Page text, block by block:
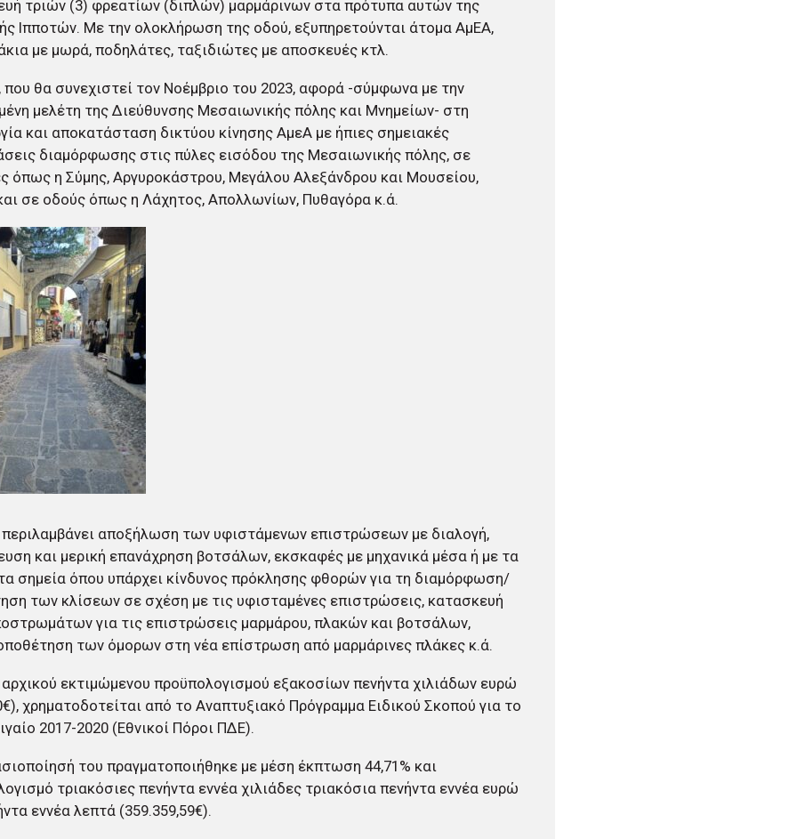
τριών (3) φρεατίων (διπλών) μαρμάρινων στα πρότυπα αυτών της
Ιπποτών. Με την ολοκλήρωση της οδού, εξυπηρετούνται άτομα ΑμΕΑ,
με μωρά, ποδηλάτες, ταξιδιώτες με αποσκευές κτλ.
που θα συνεχιστεί τον Νοέμβριο του 2023, αφορά -σύμφωνα με την
μελέτη της Διεύθυνσης Μεσαιωνικής πόλης και Μνημείων- στη
και αποκατάσταση δικτύου κίνησης ΑμεΑ με ήπιες σημειακές
διαμόρφωσης στις πύλες εισόδου της Μεσαιωνικής πόλης, σε
όπως η Σύμης, Αργυροκάστρου, Μεγάλου Αλεξάνδρου και Μουσείου,
σε οδούς όπως η Λάχητος, Απολλωνίων, Πυθαγόρα κ.ά.
αποξήλωση των υφιστάμενων επιστρώσεων με διαλογή,
και μερική επανάχρηση βοτσάλων, εκσκαφές με μηχανικά μέσα ή με τα
σημεία όπου υπάρχει κίνδυνος πρόκλησης φθορών για τη διαμόρφωση/
των κλίσεων σε σχέση με τις υφισταμένες επιστρώσεις, κατασκευή
για τις επιστρώσεις μαρμάρου, πλακών και βοτσάλων,
των όμορων στη νέα επίστρωση από μαρμάρινες πλάκες κ.ά.
εκτιμώμενου προϋπολογισμού εξακοσίων πενήντα χιλιάδων ευρώ
χρηματοδοτείται από το Αναπτυξιακό Πρόγραμμα Ειδικού Σκοπού για το
2017-2020 (Εθνικοί Πόροι ΠΔΕ).
του πραγματοποιήθηκε με μέση έκπτωση 44,71% και
τριακόσιες πενήντα εννέα χιλιάδες τριακόσια πενήντα εννέα ευρώ
εννέα λεπτά (359.359,59€).